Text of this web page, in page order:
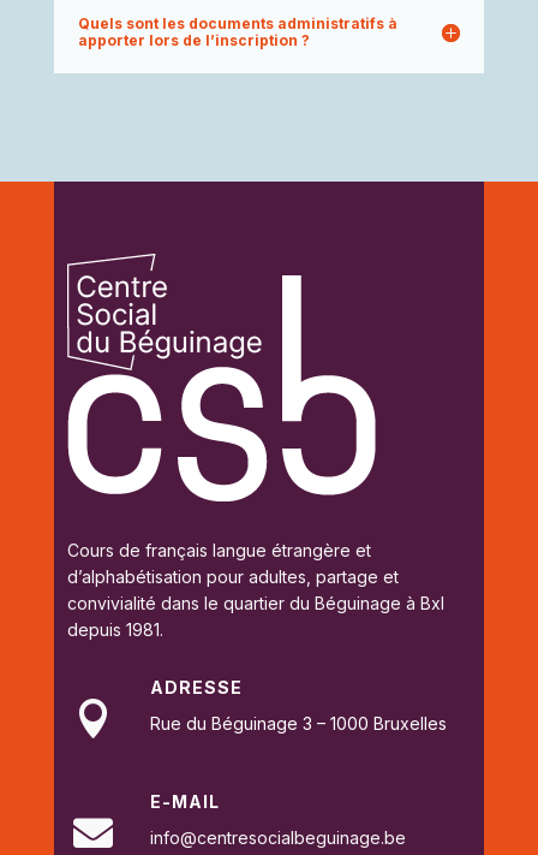
Quels sont les documents administratifs à
apporter lors de l’inscription ?
Cours de français langue étrangère et
d’alphabétisation pour adultes, partage et
convivialité dans le quartier du Béguinage à Bxl
depuis 1981.

ADRESSE
Rue du Béguinage 3 – 1000 Bruxelles

E-MAIL
info@centresocialbeguinage.be